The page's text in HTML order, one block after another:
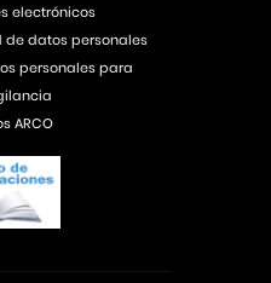
electrónicos
datos personales
personales para
ARCO